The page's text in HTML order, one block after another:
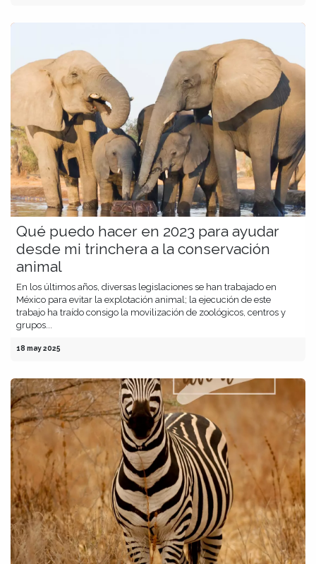
Qué puedo hacer en 2023 para ayudar
desde mi trinchera a la conservación
animal
En los últimos años, diversas legislaciones se han trabajado en
México para evitar la explotación animal; la ejecución de este
trabajo ha traído consigo la movilización de zoológicos, centros y
grupos...
18 may 2025